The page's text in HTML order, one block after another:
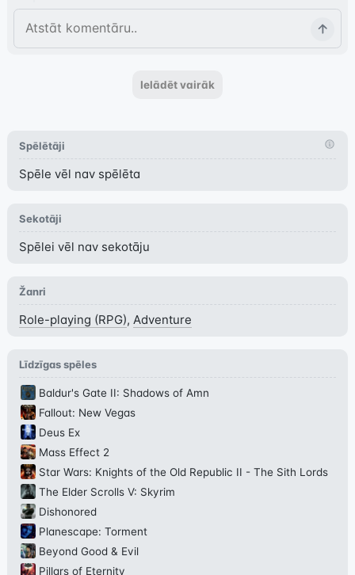
Ielādēt vairāk
Spēlētāji
Spēle vēl nav spēlēta
Sekotāji
Spēlei vēl nav sekotāju
Žanri
Role-playing (RPG), Adventure
Līdzīgas spēles
Baldur's Gate II: Shadows of Amn
Fallout: New Vegas
Deus Ex
Mass Effect 2
Star Wars: Knights of the Old Republic II - The Sith Lords
The Elder Scrolls V: Skyrim
Dishonored
Planescape: Torment
Beyond Good & Evil
Pillars of Eternity